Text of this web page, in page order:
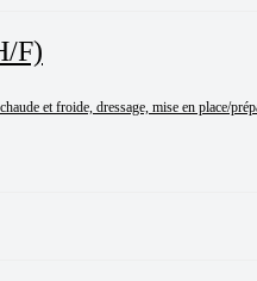
F)
et froide, dressage, mise en place/